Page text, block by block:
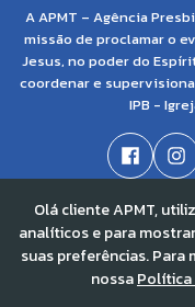
A APMT – Agência
missão de proclamar o
Jesus, no poder do
coordenar e
IPB -
© 2021 APMT - Agência
Olá cliente APMT,
analíticos e para
suas preferências. Para
nossaPolítica